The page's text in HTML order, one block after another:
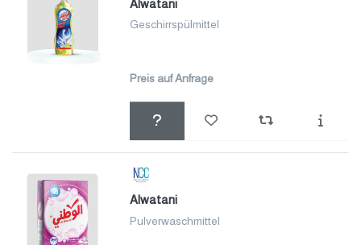
Alwatani
Geschirrspülmittel
Preis auf Anfrage
Alwatani
Pulverwaschmittel